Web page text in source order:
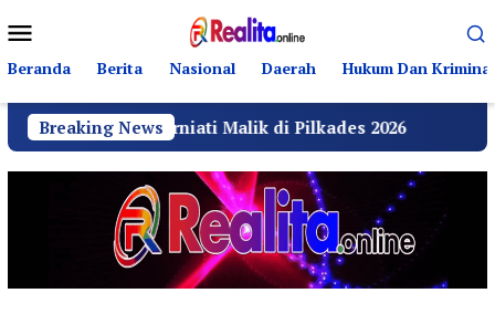
ke
kontenMobile
Beranda Berita Nasional Daerah Hukum Dan Kriminal
Breaking News
Kurniati Malik di Pilkades 2026 GRIB Jaya